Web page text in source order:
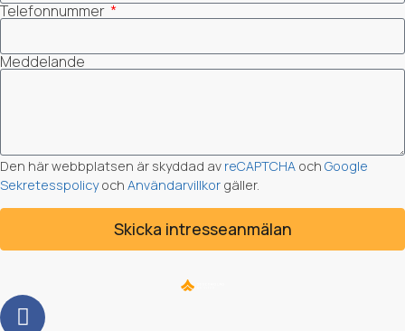
Telefonnummer
Meddelande
Den här webbplatsen är skyddad av reCAPTCHA och Google
Sekretesspolicyoch Användarvillkor gäller.
Skicka intresseanmälan